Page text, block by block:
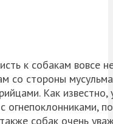
к собакам вовсе
со стороны
Как
огнепоклонниками,
собак очень